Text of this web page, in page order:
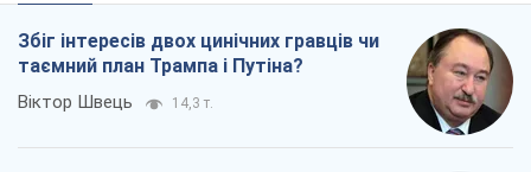
Збіг інтересів двох цинічних гравців чи
таємний план Трампа і Путіна?
Віктор Швець 14,3 т.